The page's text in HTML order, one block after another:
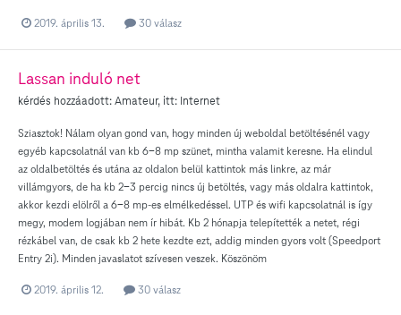
2019. április 13. 30 válasz
Lassan induló net
kérdés hozzáadott:Amateur, itt: Internet
Sziasztok! Nálam olyan gond van, hogy minden új weboldal betöltésénél vagy
egyéb kapcsolatnál van kb 6-8 mp szünet, mintha valamit keresne. Ha elindul
az oldalbetöltés és utána az oldalon belül kattintok más linkre, az már
villámgyors, de ha kb 2-3 percig nincs új betöltés, vagy más oldalra kattintok,
akkor kezdi elölről a 6-8 mp-es elmélkedéssel. UTP és wifi kapcsolatnál is így
megy, modem logjában nem ír hibát. Kb 2 hónapja telepítették a netet, régi
rézkábel van, de csak kb 2 hete kezdte ezt, addig minden gyors volt (Speedport
Entry 2i). Minden javaslatot szívesen veszek. Köszönöm
2019. április 12. 30 válasz